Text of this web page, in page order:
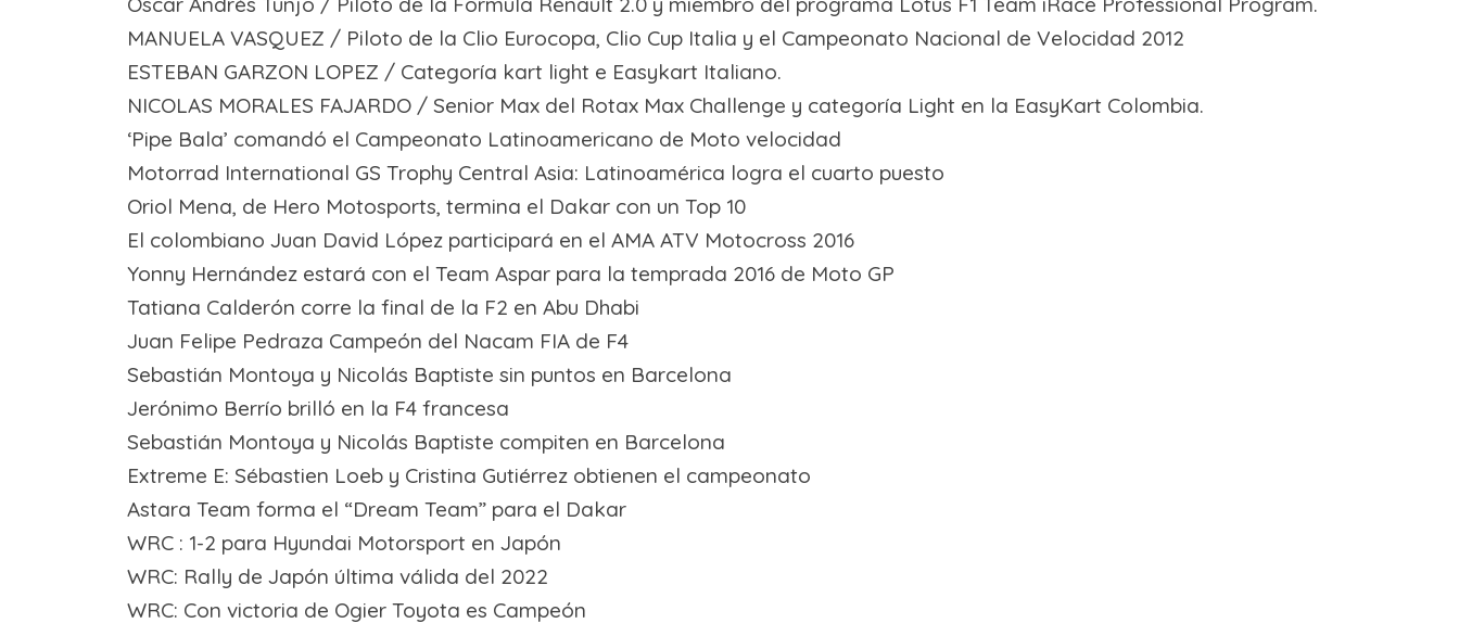
MANUELA VASQUEZ / Piloto de la Clio Eurocopa, Clio Cup Italia y el Campeonato Nacional de Velocidad 2012
ESTEBAN GARZON LOPEZ / Categoría kart light e Easykart Italiano.
NICOLAS MORALES FAJARDO / Senior Max del Rotax Max Challenge y categoría Light en la EasyKart Colombia.
‘Pipe Bala’ comandó el Campeonato Latinoamericano de Moto velocidad
Motorrad International GS Trophy Central Asia: Latinoamérica logra el cuarto puesto
Oriol Mena, de Hero Motosports, termina el Dakar con un Top 10
El colombiano Juan David López participará en el AMA ATV Motocross 2016
Yonny Hernández estará con el Team Aspar para la temprada 2016 de Moto GP
Tatiana Calderón corre la final de la F2 en Abu Dhabi
Juan Felipe Pedraza Campeón del Nacam FIA de F4
Sebastián Montoya y Nicolás Baptiste sin puntos en Barcelona
Jerónimo Berrío brilló en la F4 francesa
Sebastián Montoya y Nicolás Baptiste compiten en Barcelona
Extreme E: Sébastien Loeb y Cristina Gutiérrez obtienen el campeonato
Astara Team forma el “Dream Team” para el Dakar
WRC : 1-2 para Hyundai Motorsport en Japón
WRC: Rally de Japón última válida del 2022
WRC: Con victoria de Ogier Toyota es Campeón